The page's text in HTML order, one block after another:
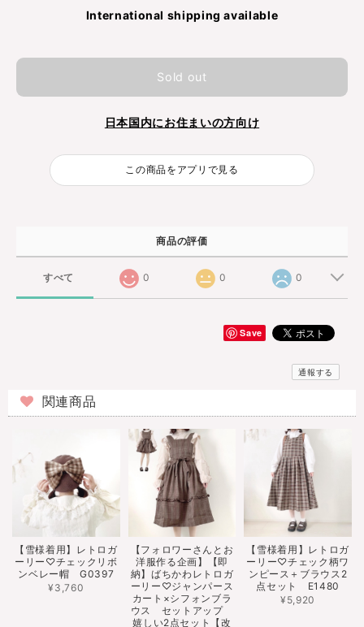
International shipping available
Sold out
日本国内にお住まいの方向け
この商品をアプリで見る
商品の評価
すべて 0 0 0
Save
通報する
関連商品
【雪様着用】レトロガ
ーリー♡チェックリボ
ンベレー帽 G0397
¥3,760
【フォロワーさんとお
洋服作る企画】【即
納】ばちかわレトロガ
ーリー♡ジャンパース
カート×シフォンブラ
ウス セットアップ
嬉しい2点セット【改
【雪様着用】レトロガ
ーリー♡チェック柄ワ
ンピース＋ブラウス2
点セット E1480
¥5,920